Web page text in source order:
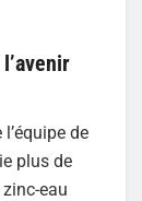
de
plus de
eau